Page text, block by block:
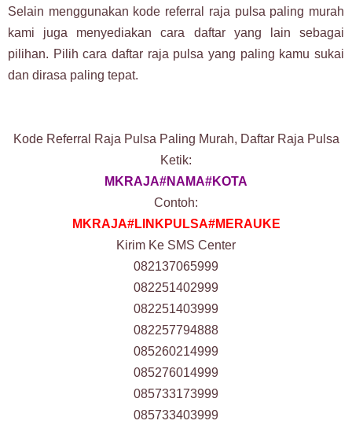
Selain menggunakan kode referral raja pulsa paling murah
kami juga menyediakan cara daftar yang lain sebagai
pilihan. Pilih cara daftar raja pulsa yang paling kamu sukai
dan dirasa paling tepat.
Kode Referral Raja Pulsa Paling Murah, Daftar Raja Pulsa
Ketik:
MKRAJA#NAMA#KOTA
Contoh:
MKRAJA#LINKPULSA#MERAUKE
Kirim Ke SMS Center
082137065999
082251402999
082251403999
082257794888
085260214999
085276014999
085733173999
085733403999